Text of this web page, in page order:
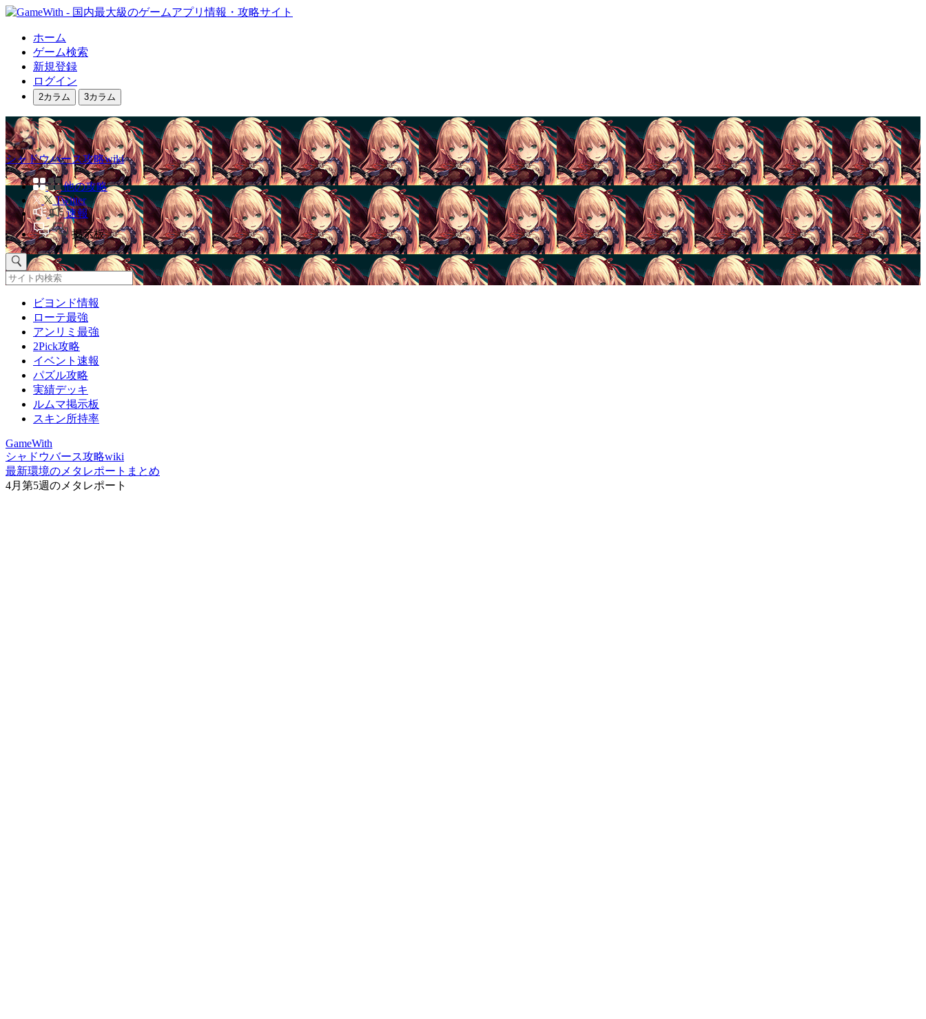
ホーム
ゲーム検索
新規登録
ログイン
2カラム 3カラム
シャドウバース攻略wiki
他の攻略
Twitter
速報
掲示板
ビヨンド情報
ローテ最強
アンリミ最強
2Pick攻略
イベント速報
パズル攻略
実績デッキ
ルムマ掲示板
スキン所持率
GameWith
シャドウバース攻略wiki
最新環境のメタレポートまとめ
4月第5週のメタレポート